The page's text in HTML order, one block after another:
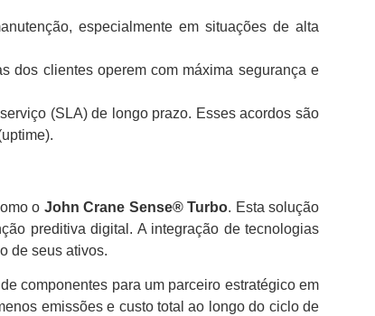
especialmente em situações de alta
dos clientes operem com máxima segurança e
(SLA) de longo prazo. Esses acordos são
o John Crane Sense® Turbo. Esta solução
preditiva digital. A integração de tecnologias
de seus ativos.
componentes para um parceiro estratégico em
emissões e custo total ao longo do ciclo de